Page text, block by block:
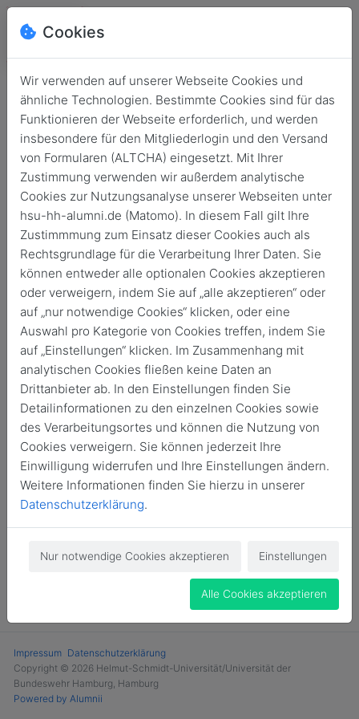
Login
Keine Zugangsdaten?
Login
Jetzt Mitglied werden
Impressum Datenschutzerklärung
Copyright © 2026 Helmut-Schmidt-Universität/Universität der
Bundeswehr Hamburg, Hamburg
Powered by Alumnii
Cookies
Wir verwenden auf unserer Webseite Cookies und
ähnliche Technologien. Bestimmte Cookies sind für das
Funktionieren der Webseite erforderlich, und werden
insbesondere für den Mitgliederlogin und den Versand
von Formularen (ALTCHA) eingesetzt. Mit Ihrer
Zustimmung verwenden wir außerdem analytische
Cookies zur Nutzungsanalyse unserer Webseiten unter
hsu-hh-alumni.de (Matomo). In diesem Fall gilt Ihre
Zustimmmung zum Einsatz dieser Cookies auch als
Rechtsgrundlage für die Verarbeitung Ihrer Daten. Sie
können entweder alle optionalen Cookies akzeptieren
oder verweigern, indem Sie auf „alle akzeptieren“ oder
auf „nur notwendige Cookies“ klicken, oder eine
Auswahl pro Kategorie von Cookies treffen, indem Sie
auf „Einstellungen“ klicken. Im Zusammenhang mit
analytischen Cookies fließen keine Daten an
Drittanbieter ab. In den Einstellungen finden Sie
Detailinformationen zu den einzelnen Cookies sowie
des Verarbeitungsortes und können die Nutzung von
Cookies verweigern. Sie können jederzeit Ihre
Einwilligung widerrufen und Ihre Einstellungen ändern.
Weitere Informationen finden Sie hierzu in unserer
Datenschutzerklärung.
Nur notwendige Cookies akzeptieren Einstellungen
Alle Cookies akzeptieren